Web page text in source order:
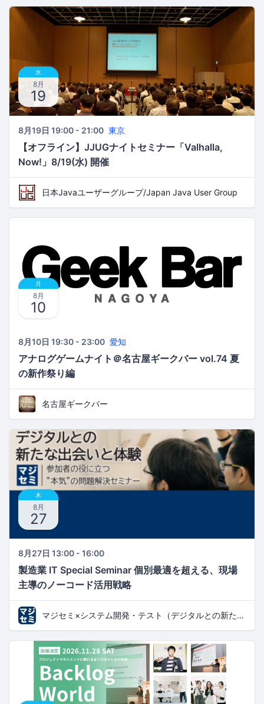
水
8月
19
8月19日 19:00 - 21:00 東京
【オフライン】JJUGナイトセミナー「Valhalla,
Now!」8/19(水) 開催
日本Javaユーザーグループ/Japan Java User Group
月
8月
10
8月10日 19:30 - 23:00 愛知
アナログゲームナイト＠名古屋ギークバー vol.74 夏
の新作祭り編
名古屋ギークバー
木
8月
27
8月27日 13:00 - 16:00
製造業 IT Special Seminar 個別最適を超える、現場
主導のノーコード活用戦略​
マジセミ×システム開発・テスト（デジタルとの新たな出会いと体験）